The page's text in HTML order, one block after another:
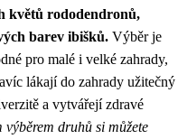
květů rododendronů,
barev ibišků. Výběr je
pro malé i velké zahrady,
lákají do zahrady užitečný
a vytvářejí zdravé
výběrem druhů si můžete